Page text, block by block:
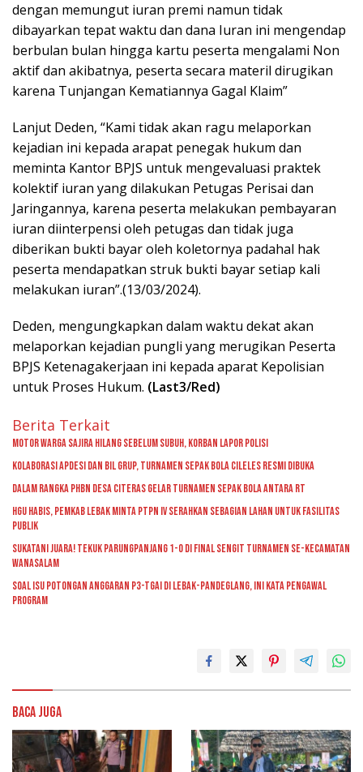
dengan memungut iuran premi namun tidak
dibayarkan tepat waktu dan dana Iuran ini mengendap
berbulan bulan hingga kartu peserta mengalami Non
aktif dan akibatnya, peserta secara materil dirugikan
karena Tunjangan Kematiannya Gagal Klaim”
Lanjut Deden, “Kami tidak akan ragu melaporkan
kejadian ini kepada arapat penegak hukum dan
meminta Kantor BPJS untuk mengevaluasi praktek
kolektif iuran yang dilakukan Petugas Perisai dan
Jaringannya, karena peserta melakukan pembayaran
iuran diinterpensi oleh petugas dan tidak juga
diberikan bukti bayar oleh koletornya padahal hak
peserta mendapatkan struk bukti bayar setiap kali
melakukan iuran”.(13/03/2024).
Deden, mengungkapkan dalam waktu dekat akan
melaporkan kejadian pungli yang merugikan Peserta
BPJS Ketenagakerjaan ini kepada aparat Kepolisian
untuk Proses Hukum. (Last3/Red)
Berita Terkait
Motor Warga Sajira Hilang Sebelum Subuh, Korban Lapor Polisi
Kolaborasi Apdesi dan BIL Grup, Turnamen Sepak Bola Cileles Resmi Dibuka
Dalam Rangka PHBN Desa Citeras Gelar Turnamen Sepak Bola Antara RT
HGU Habis, Pemkab Lebak Minta PTPN IV Serahkan Sebagian Lahan untuk Fasilitas
Publik
Sukatani Juara! Tekuk Parungpanjang 1-0 di Final Sengit Turnamen se-Kecamatan
Wanasalam
Soal Isu Potongan Anggaran P3-TGAI di Lebak-Pandeglang, Ini Kata Pengawal
Program
Baca Juga